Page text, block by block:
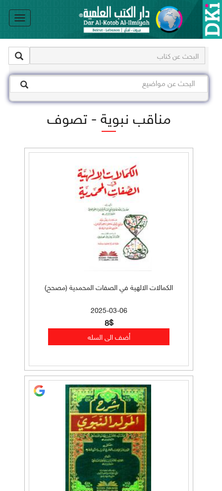
مناقب نبوية - تصوف
الكمالات الالهية في الصفات المحمدية (مصحح)
2025-03-06
8$